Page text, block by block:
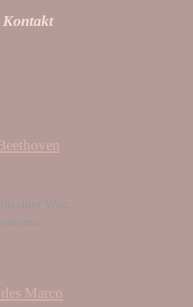
Kontakt
Witz,
Marco